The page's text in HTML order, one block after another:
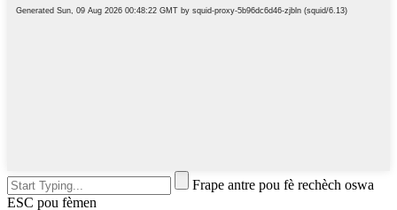
Frape antre pou fè rechèch oswa
ESC pou fèmen